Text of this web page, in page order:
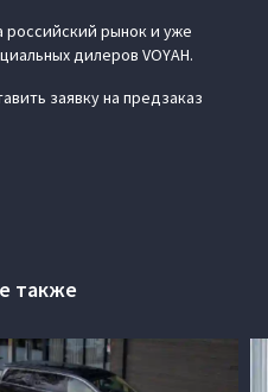
рынок и уже
дилеров VOYAH.
заявку на предзаказ
также